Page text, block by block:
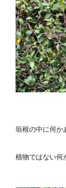
垣根の中に何か
植物ではない